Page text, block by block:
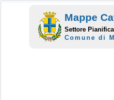
Mappe
Settore
Comune di